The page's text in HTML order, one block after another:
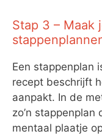
Stap 3 – Maak
Een stappenplan
recept beschrijft
aanpakt. In de
zo’n
mentaal plaatje